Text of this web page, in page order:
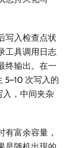
写入检查点状
工具调用日志
终输出。在一
5–10 次写入的
，中间夹杂
有富余容量，